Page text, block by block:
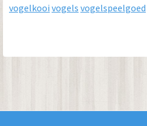
vogelkooi vogels vogelspeelgoed